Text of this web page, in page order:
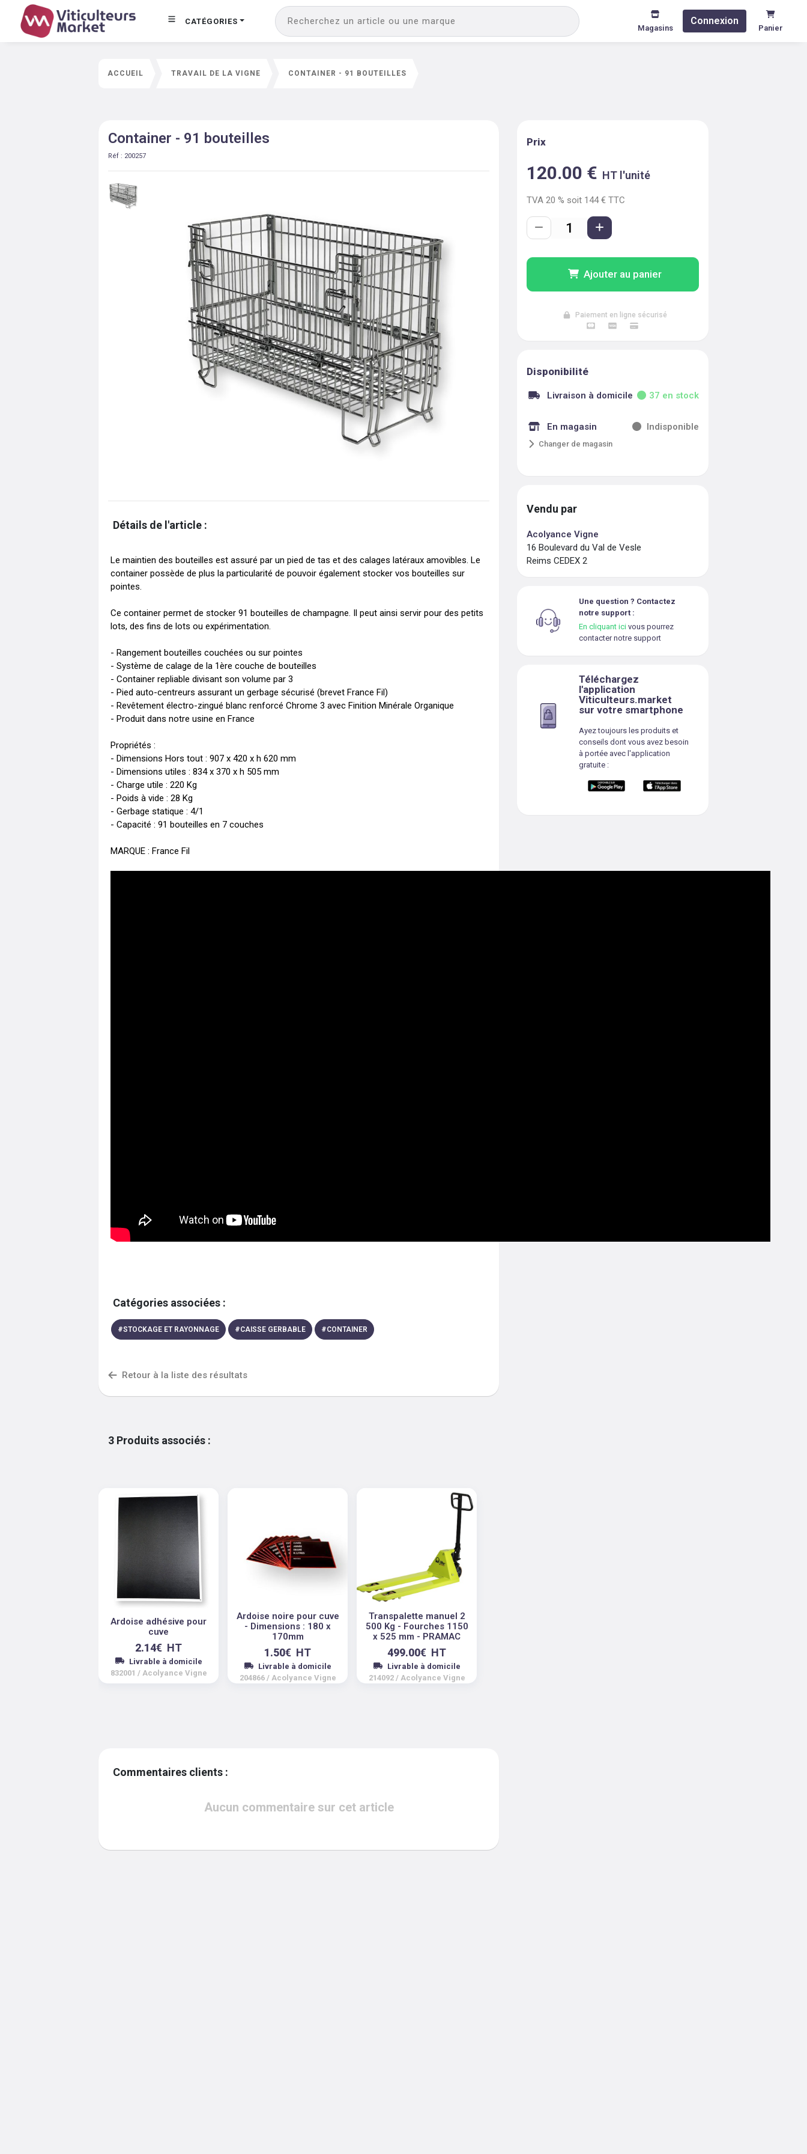
CATÉGORIES
Magasins
Connexion
Panier
ACCUEIL TRAVAIL DE LA VIGNE CONTAINER - 91 BOUTEILLES
Container - 91 bouteilles
Réf : 200257
Détails de l'article :
Le maintien des bouteilles est assuré par un pied de tas et des calages latéraux amovibles. Le
container possède de plus la particularité de pouvoir également stocker vos bouteilles sur
pointes.
Ce container permet de stocker 91 bouteilles de champagne. Il peut ainsi servir pour des petits
lots, des fins de lots ou expérimentation.
- Rangement bouteilles couchées ou sur pointes
- Système de calage de la 1ère couche de bouteilles
- Container repliable divisant son volume par 3
- Pied auto-centreurs assurant un gerbage sécurisé (brevet France Fil)
- Revêtement électro-zingué blanc renforcé Chrome 3 avec Finition Minérale Organique
- Produit dans notre usine en France
Propriétés :
- Dimensions Hors tout : 907 x 420 x h 620 mm
- Dimensions utiles : 834 x 370 x h 505 mm
- Charge utile : 220 Kg
- Poids à vide : 28 Kg
- Gerbage statique : 4/1
- Capacité : 91 bouteilles en 7 couches
MARQUE : France Fil
Catégories associées :
#STOCKAGE ET RAYONNAGE #CAISSE GERBABLE #CONTAINER
Retour à la liste des résultats
3 Produits associés :
Ardoise adhésive pour
cuve
2.14€ HT
Livrable à domicile
832001 / Acolyance Vigne
Ardoise noire pour cuve
- Dimensions : 180 x
170mm
1.50€ HT
Livrable à domicile
204866 / Acolyance Vigne
Transpalette manuel 2
500 Kg - Fourches 1150
x 525 mm - PRAMAC
499.00€ HT
Livrable à domicile
214092 / Acolyance Vigne
Commentaires clients :
Aucun commentaire sur cet article
Prix
120.00 € HT l'unité
TVA20 % soit 144 € TTC
Ajouter au panier
Paiement en ligne sécurisé
Disponibilité
Livraison à domicile 37 en stock
En magasin Indisponible
Changer de magasin
Vendu par
Acolyance Vigne
16 Boulevard du Val de Vesle
Reims CEDEX 2
Une question ? Contactez
notre support :
En cliquant ici vous pourrez
contacter notre support
Téléchargez
l'application
Viticulteurs.market
sur votre smartphone
Ayez toujours les produits et
conseils dont vous avez besoin
à portée avec l'application
gratuite :